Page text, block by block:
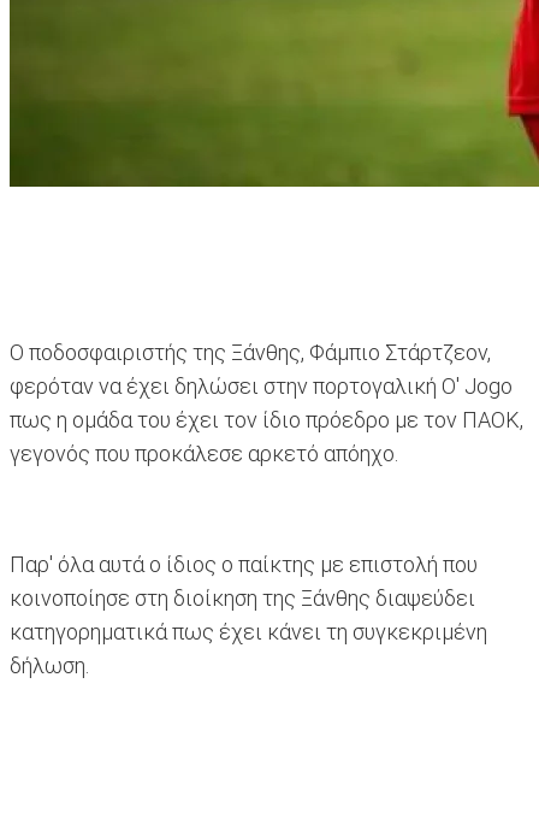
O ποδοσφαιριστής της Ξάνθης, Φάμπιο Στάρτζεον,
φερόταν να έχει δηλώσει στην πορτογαλική O' Jogo
πως η ομάδα του έχει τον ίδιο πρόεδρο με τον ΠΑΟΚ,
γεγονός που προκάλεσε αρκετό απόηχο.
Παρ' όλα αυτά ο ίδιος ο παίκτης με επιστολή που
κοινοποίησε στη διοίκηση της Ξάνθης διαψεύδει
κατηγορηματικά πως έχει κάνει τη συγκεκριμένη
δήλωση.